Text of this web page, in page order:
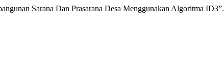
Sarana Dan Prasarana Desa Menggunakan Algoritma ID3”.